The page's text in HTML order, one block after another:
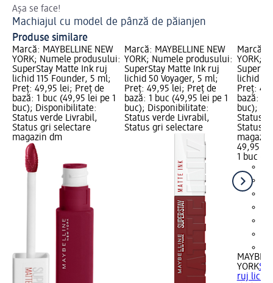
Așa se face!
Machiajul cu model de pânză de păianjen
Produse similare
Marcă: MAYBELLINE NEW
YORK; Numele produsului:
SuperStay Matte Ink ruj
lichid 115 Founder, 5 ml;
Preț: 49,95 lei; Preț de
bază: 1 buc (49,95 lei pe 1
buc); Disponibilitate:
Status verde Livrabil,
Status gri selectare
magazin dm
Marcă: MAYBELLINE NEW
YORK; Numele produsului:
SuperStay Matte Ink ruj
lichid 50 Voyager, 5 ml;
Preț: 49,95 lei; Preț de
bază: 1 buc (49,95 lei pe 1
buc); Disponibilitate:
Status verde Livrabil,
Status gri selectare
Marcă:
YORK;
lichid
Preț:
bază: 1
buc);
Status
Status
49,95 lei
1 buc
YORK
ruj